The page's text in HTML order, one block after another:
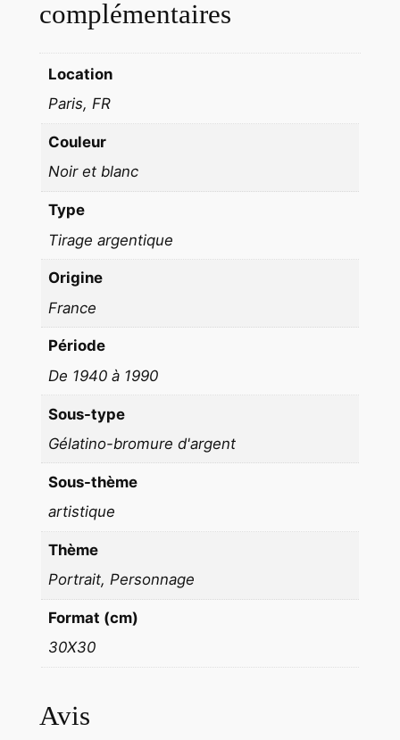
E
J
Z
X
H
O
N
E
6
o
m
m
complémentaires
Location
Paris, FR
Couleur
Noir et blanc
Type
Tirage argentique
Origine
France
Période
De 1940 à 1990
Sous-type
Gélatino-bromure d'argent
Sous-thème
artistique
Thème
Portrait, Personnage
Format (cm)
30X30
Avis